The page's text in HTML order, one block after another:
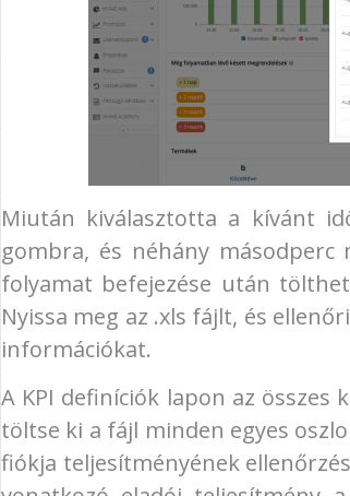
Miután kiválasztotta a kívánt
gombra, és néhány
folyamat befejezése után
Nyissa meg az .xls fájlt, és
információkat.
A KPI definíciók lapon az összes
töltse ki a fájl minden egyes
fiókja teljesítményének